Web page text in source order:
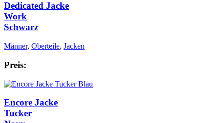
Dedicated Jacke
Work
Schwarz
Männer, Oberteile, Jacken
Preis:
Encore Jacke
Tucker